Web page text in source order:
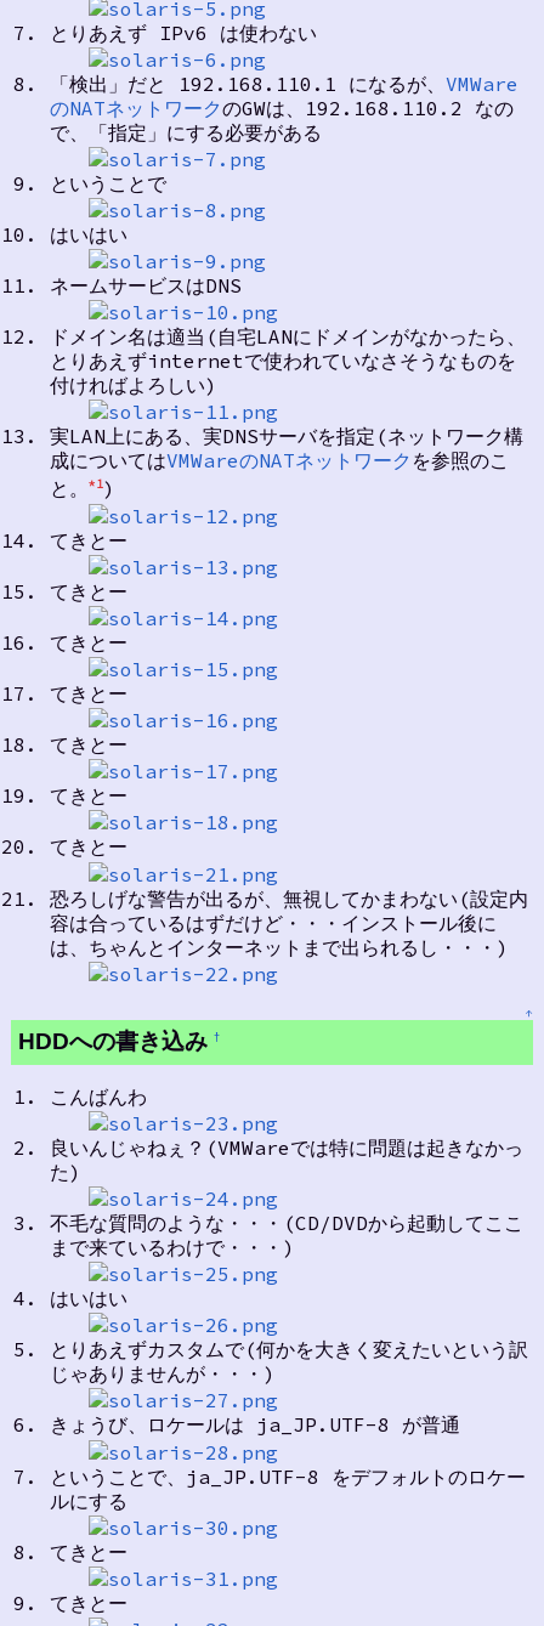
とりあえず IPv6 は使わない
「検出」だと 192.168.110.1 になるが、 VMWare
のNATネットワークのGWは、192.168.110.2 なの
で、「指定」にする必要がある
ということで
はいはい
ネームサービスはDNS
ドメイン名は適当(自宅LANにドメインがなかったら、
とりあえずinternetで使われていなさそうなものを
付ければよろしい)
実LAN上にある、実DNSサーバを指定(ネットワーク構
成についてはVMWareのNATネットワーク を参照のこ
と。
*1)
てきとー
てきとー
てきとー
てきとー
てきとー
てきとー
てきとー
恐ろしげな警告が出るが、無視してかまわない(設定内
容は合っているはずだけど・・・インストール後に
は、ちゃんとインターネットまで出られるし・・・)
↑
HDDへの書き込み †
こんばんわ
良いんじゃねぇ？(VMWareでは特に問題は起きなかっ
た)
不毛な質問のような・・・(CD/DVDから起動してここ
まで来ているわけで・・・)
はいはい
とりあえずカスタムで(何かを大きく変えたいという訳
じゃありませんが・・・)
きょうび、ロケールは ja_JP.UTF-8 が普通
ということで、ja_JP.UTF-8 をデフォルトのロケー
ルにする
てきとー
てきとー